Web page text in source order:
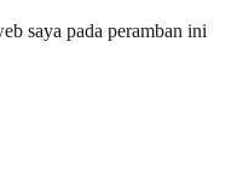
saya pada peramban ini